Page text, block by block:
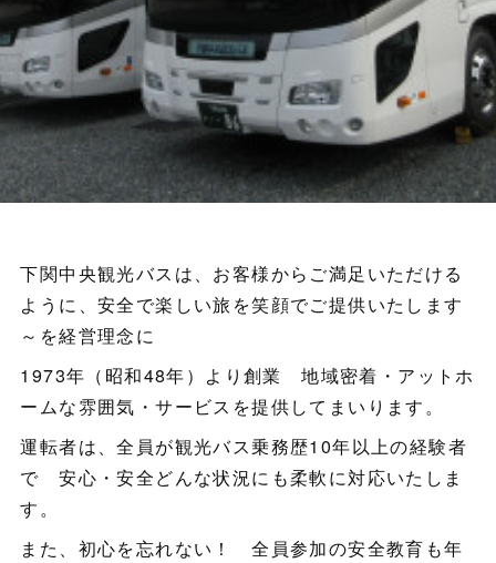
下関中央観光バスは、お客様からご満足いただける
ように、安全で楽しい旅を笑顔でご提供いたします
～を経営理念に
1973年（昭和48年）より創業 地域密着・アットホ
ームな雰囲気・サービスを提供してまいります。
運転者は、全員が観光バス乗務歴10年以上の経験者
で 安心・安全どんな状況にも柔軟に対応いたしま
す。
また、初心を忘れない！ 全員参加の安全教育も年